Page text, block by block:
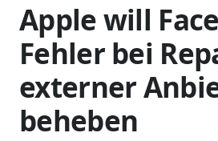
Apple will
Fehler bei
externer
beheben